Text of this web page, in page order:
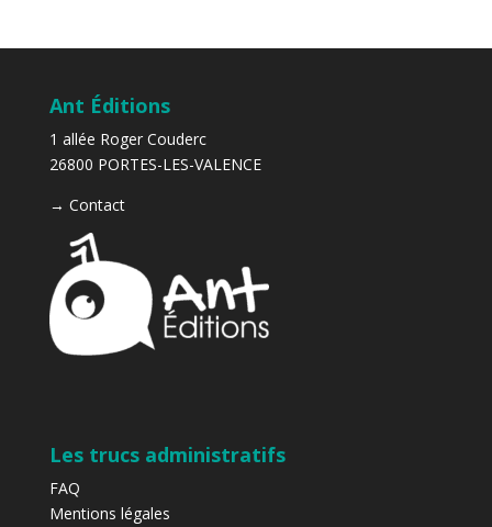
Ant Éditions
1 allée Roger Couderc
26800 PORTES-LES-VALENCE
→ Contact
Les trucs administratifs
FAQ
Mentions légales